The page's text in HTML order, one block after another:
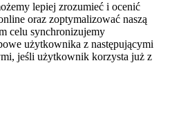
lepiej zrozumieć i ocenić
oraz zoptymalizować naszą
celu synchronizujemy
użytkownika z następującymi
jeśli użytkownik korzysta już z